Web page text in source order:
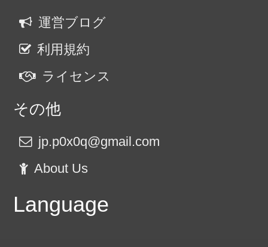
運営ブログ
利用規約
ライセンス
その他
jp.p0x0q@gmail.com
About Us
Language